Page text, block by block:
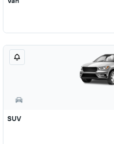
SUV